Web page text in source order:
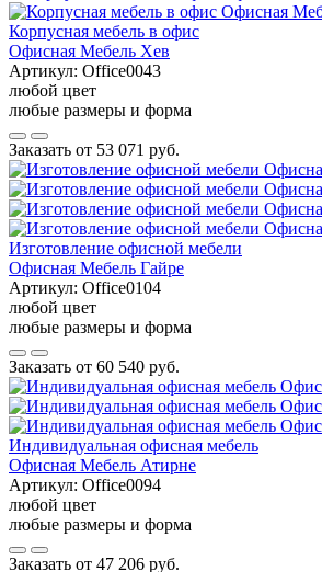
Корпусная мебель в офис
Офисная Мебель Хев
Артикул: Office0043
любой цвет
любые размеры и форма
Заказать от 53 071 руб.
Изготовление офисной мебели
Офисная Мебель Гайре
Артикул: Office0104
любой цвет
любые размеры и форма
Заказать от 60 540 руб.
Индивидуальная офисная мебель
Офисная Мебель Атирне
Артикул: Office0094
любой цвет
любые размеры и форма
Заказать от 47 206 руб.